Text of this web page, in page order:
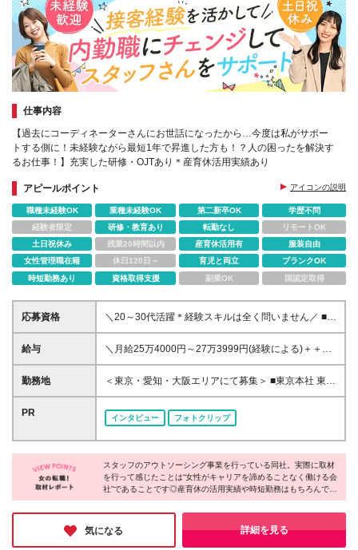
仕事内容
【過去にコーディネーターさんにお世話になったから…今度は私がサポー
トする側に！未経験ながら最短1年で昇進した方も！？人の困ったを解決す
るお仕事！】充実した研修・OJTあり＊産育休活用実績あり
アピールポイント アイコンの説明
職種未経験OK 業種未経験OK 第二新卒OK
学歴不問
経験者限定
研修・教育あり 転勤なし
リモートOK
土日祝休み
残業20時間以内 産育休活用有
服装自由
女性管理職在籍
休日120日～ 育児と両立
ブランクOK
時短勤務あり
資格取得支援 副業OK 国認定取得
応募資格
＼20～30代活躍＊経験スキルは全く問いません／ ■未
経験歓迎 ■学歴不問 ＼過去の採用者事例／ ・キッチ
ン、ホテルホールでの経験者 ・眼鏡販売員 ・携帯販
躍していた方で、 「コーディネーターの仕事に憧れ
がある」という理由から、 当社に入社してくれてい
て、新しいお取引先を開拓する 営業職のポジション
を築き上げていきたい人 ・頑張った分、しっかり評
価されたい人 ・困っている人を助けたいと思える人
給与
＼月給25万4000円～27万3999円(経験による)＋＋イ
ンセンティブ支給／ ※頑張った分、しっかりインセン
ティブをGET！ ※試用期間3ヶ月あり（条件に変更は
際は別途残業代を支給いたします
勤務地
＜東京・愛知・大阪エリアにて募集＞ ■東京本社 東京
都渋谷区千駄ヶ谷5-18-20 代々木フォレストビル9階
■名古屋営業所 愛知県名古屋市中村区名駅南2-11-
44 ＧＳ名駅南ビル2階 ■大阪営業所 大阪府大阪市中
央区道修町3-4-11 新芝川ビル5階 500号室 ※入社
後は関連会社（株式会社エムアールエス）へ出向の可
能性がございます ┗東京都渋谷区千駄ヶ谷5-18-20
代々木フォレストビル6階 ※変更の範囲：上記を除く
当社関連勤務地
PR
インタビュー フォトクリップ
スタッフのアウトソーシング事業を行っている同社。実際に取材
を行って感じたことは“女性がキャリアを諦めることなく働ける会
社”であることです◎産育休の活用実績や時短勤務はもちろんです
が、何事も相談しやすい雰囲気。ライフイベントを経ても活躍す
る女性が多く、「キャリアを諦めることなく活躍し続けたい」と
いうお気持ちの方が、安心して働き続けられる環境を整えられて
いました。
気になる 詳細を見る